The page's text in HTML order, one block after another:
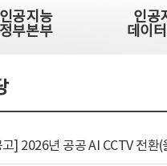
인공지능
정부본부
인공
데이